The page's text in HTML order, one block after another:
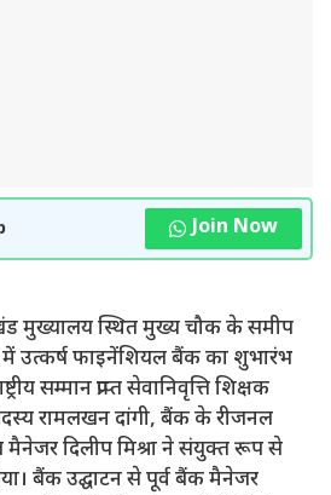
Join Now
मुख्यालय स्थित मुख्य चौक के समीप
फाइनेंशियल बैंक का शुभारंभ
सम्मान प्राप्त सेवानिवृत्ति शिक्षक
रामलखन दांगी, बैंक के रीजनल
दिलीप मिश्रा ने संयुक्त रूप से
बैंक उद्घाटन से पूर्व बैंक मैनेजर